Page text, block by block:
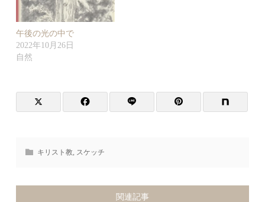
午後の光の中で
2022年10月26日
自然
キリスト教 スケッチ
関連記事